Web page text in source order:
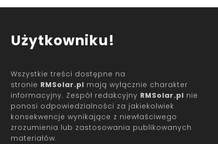
Użytkowniku!
Wszystkie treści dostępne na
stronie RMSolar.pl mają wyłącznie charakter
informacyjny. Zespół redakcyjny RMSolar.pl nie
ponosi odpowiedzialności za jakiekolwiek
konsekwencje wynikające z niewłaściwego
zrozumienia lub zastosowania publikowanych
materiałów.